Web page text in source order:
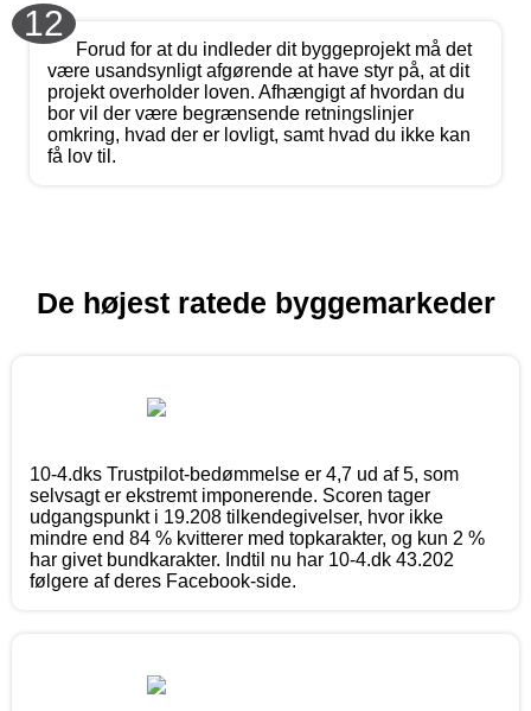
12
Forud for at du indleder dit byggeprojekt må det
være usandsynligt afgørende at have styr på, at dit
projekt overholder loven. Afhængigt af hvordan du
bor vil der være begrænsende retningslinjer
omkring, hvad der er lovligt, samt hvad du ikke kan
få lov til.
De højest ratede byggemarkeder
10-4.dks Trustpilot-bedømmelse er 4,7 ud af 5, som
selvsagt er ekstremt imponerende. Scoren tager
udgangspunkt i 19.208 tilkendegivelser, hvor ikke
mindre end 84 % kvitterer med topkarakter, og kun 2 %
har givet bundkarakter. Indtil nu har 10-4.dk 43.202
følgere af deres Facebook-side.